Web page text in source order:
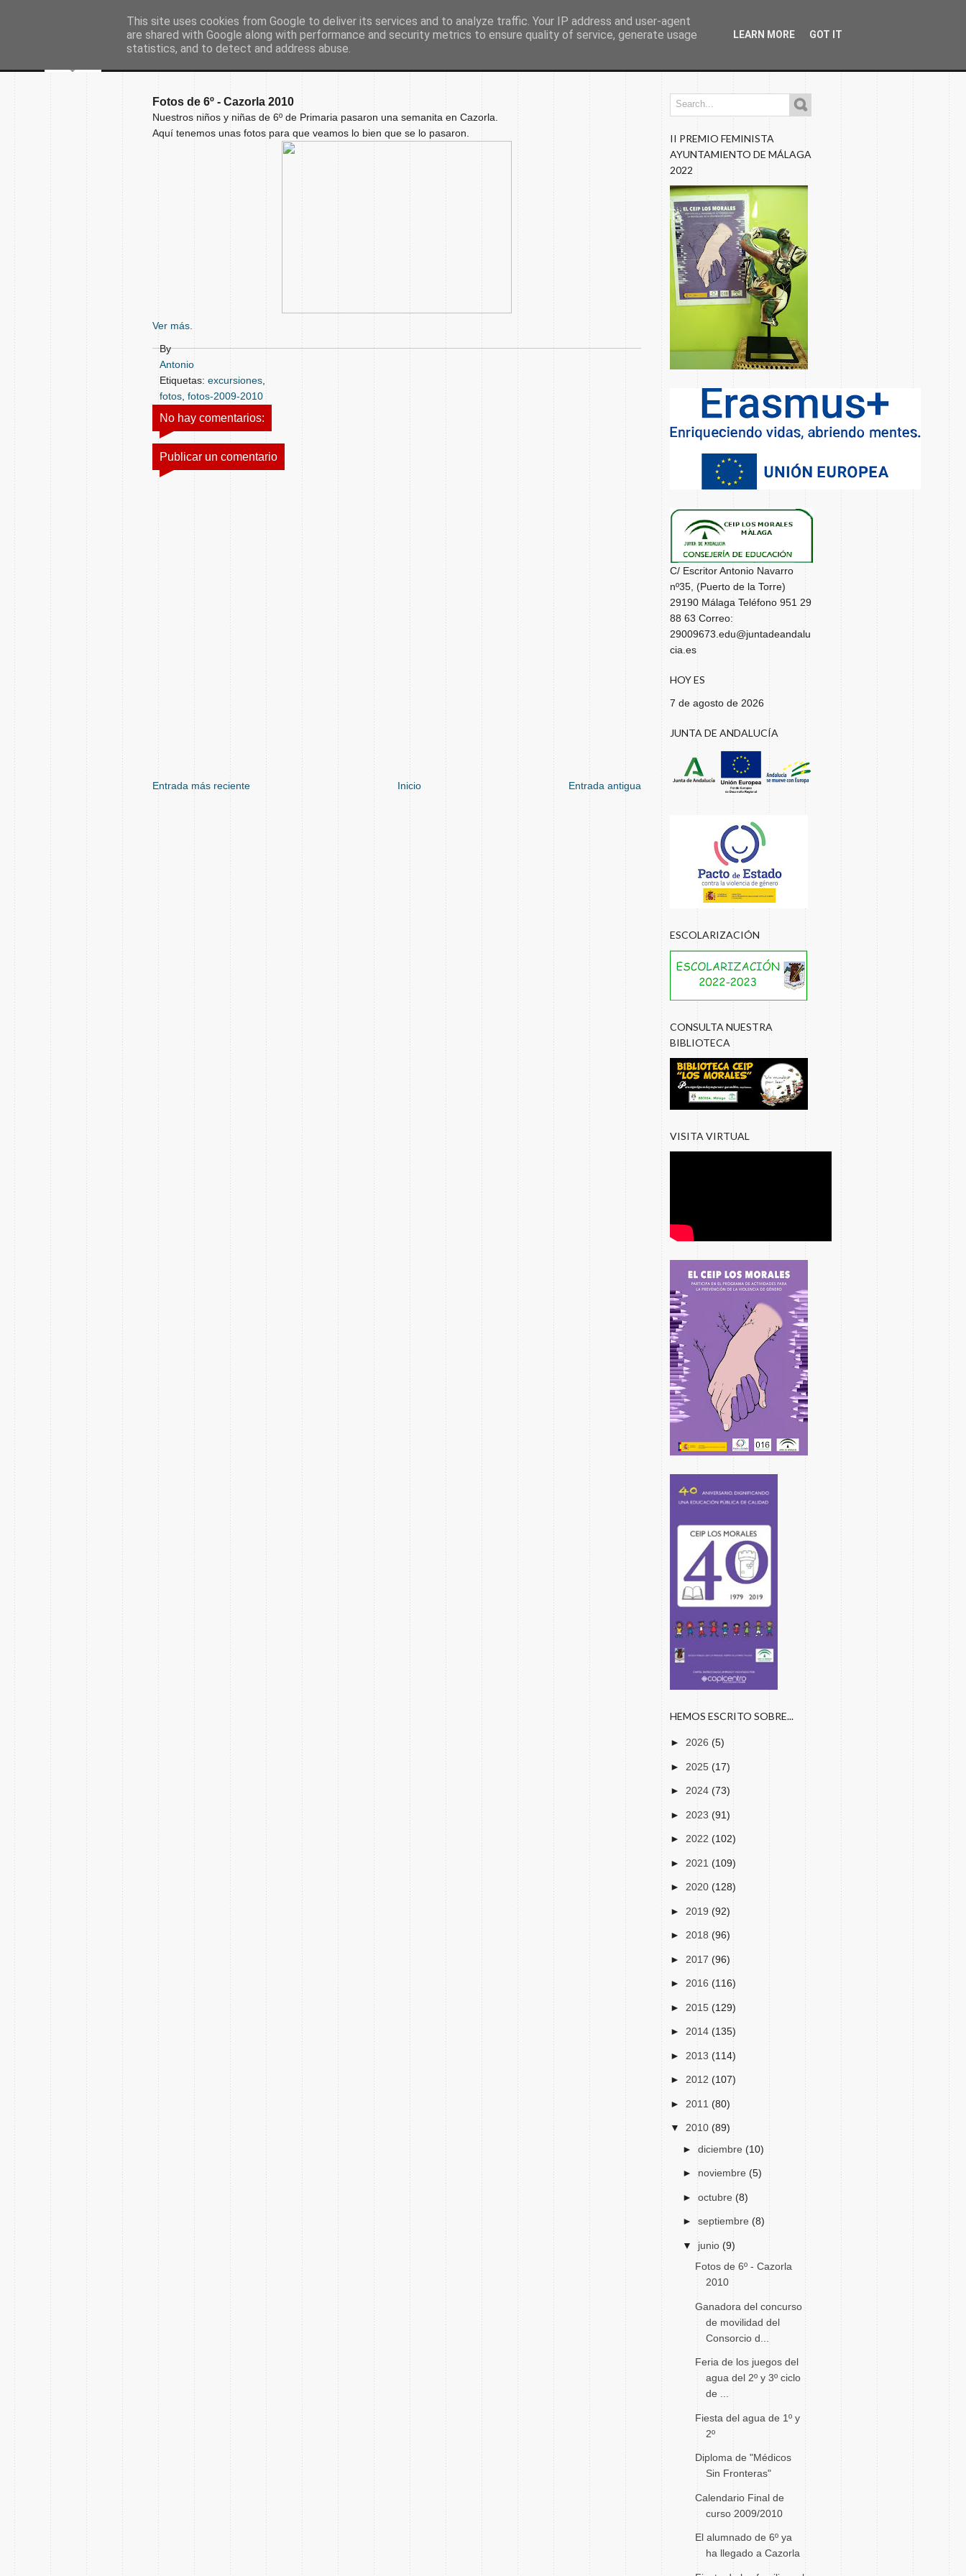
Inicio Nuestro colegio Secretaría Documentos Programaciones Nuestros Blogs
Fotos de 6º - Cazorla 2010
Nuestros niños y niñas de 6º de Primaria pasaron una semanita en Cazorla.
Aquí tenemos unas fotos para que veamos lo bien que se lo pasaron.
Ver más.
By
Antonio
Etiquetas: excursiones
fotos fotos-2009-2010
No hay comentarios:
Publicar un comentario
Entrada más reciente Entrada antigua
Inicio
II PREMIO FEMINISTA
AYUNTAMIENTO DE MÁLAGA
2022
C/ Escritor Antonio Navarro
nº35, (Puerto de la Torre)
29190 Málaga Teléfono 951 29
88 63 Correo:
29009673.edu@juntadeandalu
cia.es
HOY ES
7 de agosto de 2026
JUNTA DE ANDALUCÍA
ESCOLARIZACIÓN
CONSULTA NUESTRA
BIBLIOTECA
VISITA VIRTUAL
HEMOS ESCRITO SOBRE...
► 2026 (5)
► 2025 (17)
► 2024 (73)
► 2023 (91)
► 2022 (102)
► 2021 (109)
► 2020 (128)
► 2019 (92)
► 2018 (96)
► 2017 (96)
► 2016 (116)
► 2015 (129)
► 2014 (135)
► 2013 (114)
► 2012 (107)
► 2011 (80)
▼ 2010 (89)
►diciembre (10)
►noviembre (5)
► octubre (8)
►septiembre (8)
▼junio (9)
Fotos de 6º - Cazorla
2010
Ganadora del concurso
de movilidad del
Consorcio d...
Feria de los juegos del
agua del 2º y 3º ciclo
de ...
Fiesta del agua de 1º y
2º
Diploma de "Médicos
Sin Fronteras"
Calendario Final de
curso 2009/2010
El alumnado de 6º ya
ha llegado a Cazorla
This site uses cookies from Google to deliver its services and to analyze traffic. Your IP address and user-agent
are shared with Google along with performance and security metrics to ensure quality of service, generate usage
statistics, and to detect and address abuse.
LEARN MORE GOT IT